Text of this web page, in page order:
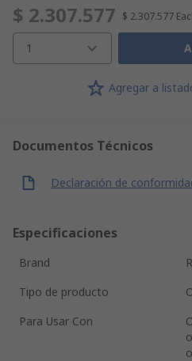
$ 2.307.577 $ 2.307.577
1
Agregar a
Documentos Técnicos
Declaración de
Especificaciones
Brand
Tipo de producto
Para Usar Con